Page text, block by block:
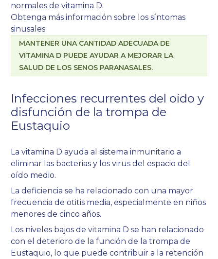
normales de vitamina D.
Obtenga más información sobre los síntomas
sinusales
MANTENER UNA CANTIDAD ADECUADA DE
VITAMINA D PUEDE AYUDAR A MEJORAR LA
SALUD DE LOS SENOS PARANASALES.
Infecciones recurrentes del oído y
disfunción de la trompa de
Eustaquio
La vitamina D ayuda al sistema inmunitario a
eliminar las bacterias y los virus del espacio del
oído medio.
La deficiencia se ha relacionado con una mayor
frecuencia de otitis media, especialmente en niños
menores de cinco años.
Los niveles bajos de vitamina D se han relacionado
con el deterioro de la función de la trompa de
Eustaquio, lo que puede contribuir a la retención